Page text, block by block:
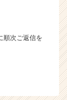
順次ご返信を